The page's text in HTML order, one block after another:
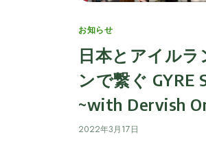
Categories
お知らせ
日本とアイル
ンで繋ぐ GYRE
~with Dervish
2022年3月17日